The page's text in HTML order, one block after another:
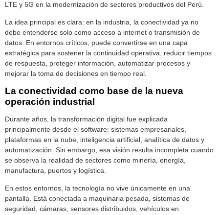
LTE y 5G en la modernización de sectores productivos del Perú.
La idea principal es clara: en la industria, la conectividad ya no
debe entenderse solo como acceso a internet o transmisión de
datos. En entornos críticos, puede convertirse en una capa
estratégica para sostener la continuidad operativa, reducir tiempos
de respuesta, proteger información, automatizar procesos y
mejorar la toma de decisiones en tiempo real.
La conectividad como base de la nueva
operación industrial
Durante años, la transformación digital fue explicada
principalmente desde el software: sistemas empresariales,
plataformas en la nube, inteligencia artificial, analítica de datos y
automatización. Sin embargo, esa visión resulta incompleta cuando
se observa la realidad de sectores como minería, energía,
manufactura, puertos y logística.
En estos entornos, la tecnología no vive únicamente en una
pantalla. Está conectada a maquinaria pesada, sistemas de
seguridad, cámaras, sensores distribuidos, vehículos en